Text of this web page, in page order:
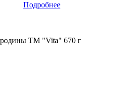
Подробнее
ТМ "Vita" 670 г